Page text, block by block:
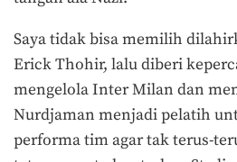
Saya tidak bisa memilih
Erick Thohir, lalu diberi
mengelola Inter Milan dan
Nurdjaman menjadi pelatih
performa tim agar tak terus-